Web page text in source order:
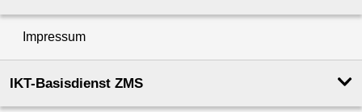
Impressum
IKT-Basisdienst ZMS